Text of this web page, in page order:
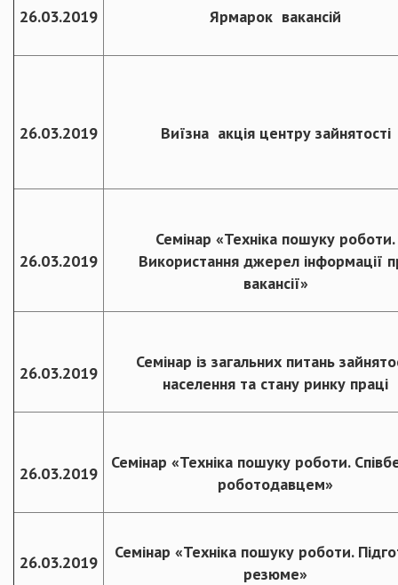
26.03.2019 Ярмарок вакансій
26.03.2019 Виїзна акція центру зайнятості
26.03.2019
Семінар «Техніка пошуку роботи.
Використання джерел інформації
вакансії»
26.03.2019
Семінар із загальних питань
населення та стану ринку праці
26.03.2019
Семінар «Техніка пошуку роботи.
роботодавцем»
26.03.2019
Семінар «Техніка пошуку роботи.
резюме»